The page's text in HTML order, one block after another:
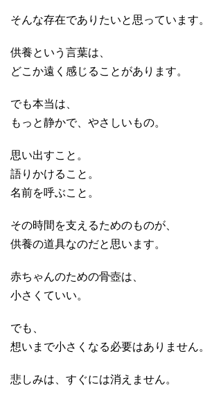
そんな存在でありたいと思っています。
供養という言葉は、
どこか遠く感じることがあります。
でも本当は、
もっと静かで、やさしいもの。
思い出すこと。
語りかけること。
名前を呼ぶこと。
その時間を支えるためのものが、
供養の道具なのだと思います。
赤ちゃんのための骨壺は、
小さくていい。
でも、
想いまで小さくなる必要はありません。
悲しみは、すぐには消えません。